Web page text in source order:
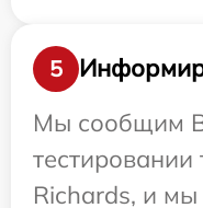
5
Мы сообщим
Richards, и мы